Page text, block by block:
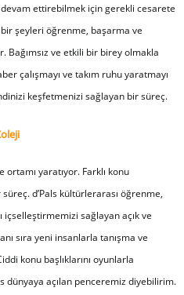
ettirebilmek için gerekli cesarete
şeyleri öğrenme, başarma ve
Bağımsız ve etkili bir birey olmakla
çalışmayı ve takım ruhu yaratmayı
keşfetmenizi sağlayan bir süreç.
yaratıyor. Farklı konu
d’Pals kültürlerarası öğrenme,
içselleştirmemizi sağlayan açık ve
sıra yeni insanlarla tanışma ve
konu başlıklarını oyunlarla
dünyaya açılan penceremiz diyebilirim.